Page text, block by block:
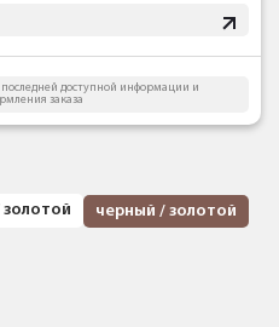
доступной информации и
заказа
черный / золотой